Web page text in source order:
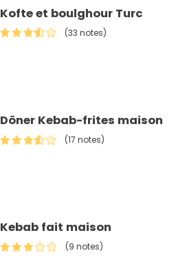
Kofte et boulghour Turc
(33 notes)
Döner Kebab-frites maison
(17 notes)
Kebab fait maison
(9 notes)